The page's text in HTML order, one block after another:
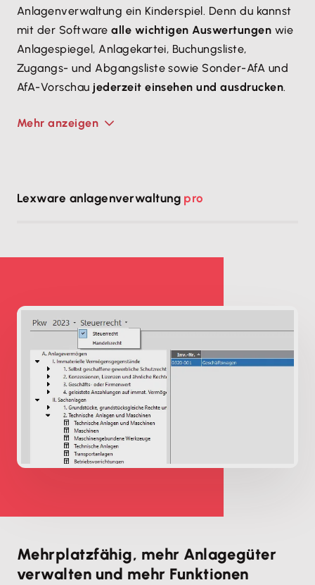
Anlagenverwaltung ein Kinderspiel. Denn du kannst
mit der Softwarealle wichtigen Auswertungen wie
Anlagespiegel, Anlagekartei, Buchungsliste,
Zugangs- und Abgangsliste sowie Sonder-AfA und
AfA-Vorschau jederzeit einsehen und ausdrucken.
Mehr anzeigen
Lexware anlagenverwaltung pro
Mehrplatzfähig, mehr Anlagegüter
verwalten und mehr Funktionen